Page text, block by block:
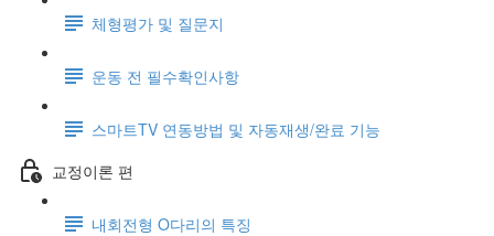
체형평가 및 질문지
운동 전 필수확인사항
스마트TV 연동방법 및 자동재생/완료 기능
교정이론 편
내회전형 O다리의 특징